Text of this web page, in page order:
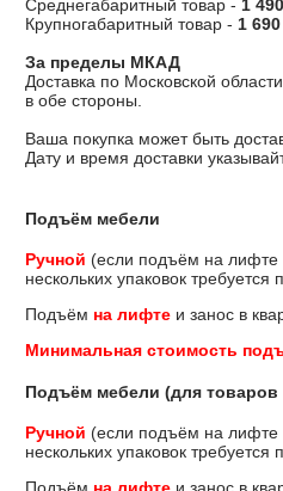
Среднегабаритный товар - 1 490
Крупногабаритный товар - 1 690
За пределы МКАД
Доставка по Московской
в обе стороны.
Ваша покупка может быть
Дату и время доставки
Подъём мебели
Ручной (если подъём на
нескольких упаковок
Подъём на лифте и занос в
Минимальная стоимость
Подъём мебели (для товаров
Ручной (если подъём на
нескольких упаковок